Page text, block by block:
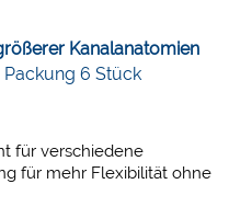
Kanalanatomien
Packung 6 Stück
für verschiedene
für mehr Flexibilität ohne
Macht die Feile